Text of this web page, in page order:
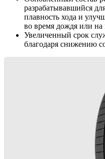
разрабатывавшийся
плавность хода и
во время дождя или на
Увеличенный срок
благодаря снижению